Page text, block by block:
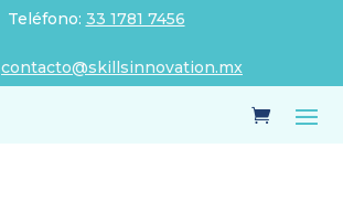
Teléfono: 33 1781 7456
contacto@skillsinnovation.mx